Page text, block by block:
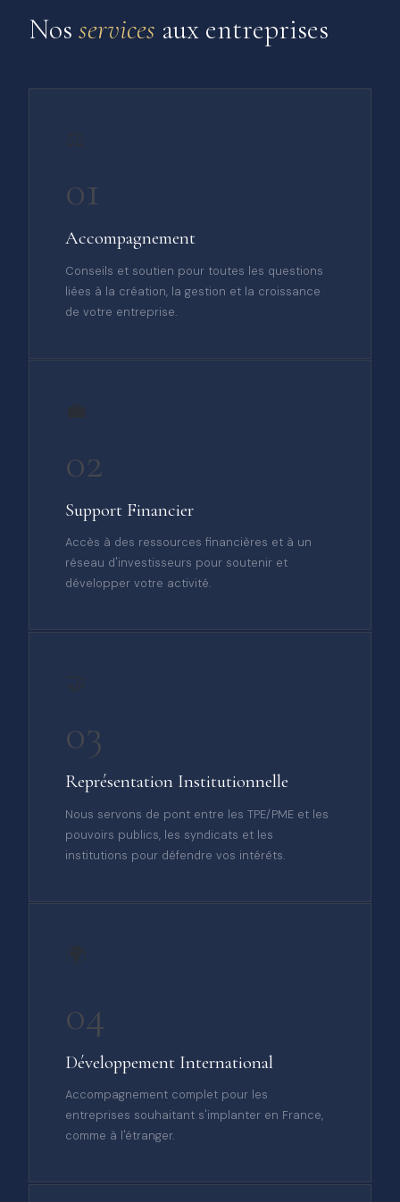
Nos services aux entreprises
01
Accompagnement
Conseils et soutien pour toutes les questions
liées à la création, la gestion et la croissance
de votre entreprise.
02
Support Financier
Accès à des ressources financières et à un
réseau d'investisseurs pour soutenir et
développer votre activité.
03
Représentation Institutionnelle
Nous servons de pont entre les TPE/PME et les
pouvoirs publics, les syndicats et les
institutions pour défendre vos intérêts.
04
Développement International
Accompagnement complet pour les
entreprises souhaitant s'implanter en France,
comme à l'étranger.